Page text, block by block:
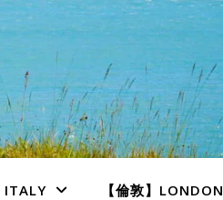
ITALY 【倫敦】LONDON